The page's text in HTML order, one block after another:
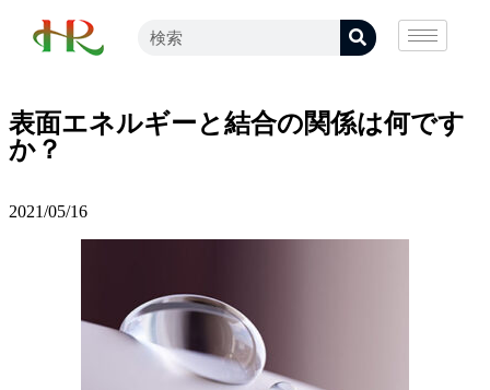
表面エネルギーと結合の関係は何です
か？
2021/05/16